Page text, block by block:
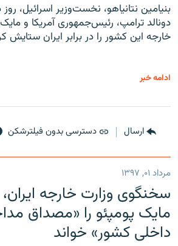
بنیامین نتانیاهو، نخست‌وزیر اسرائیل،
دونالد ترامپ، رئیس‌جمهوری آمریکا و مایک
خارجه این کشور را در برابر ایران ستایش
ادامه خبر
ارسال دسترسی بدون فیلترشکن
مرداد ۰۱, ۱۳۹۷
سخنگوی وزارت خارجه
مایک پومپئو را «مصداق
داخلی کشور» خواند